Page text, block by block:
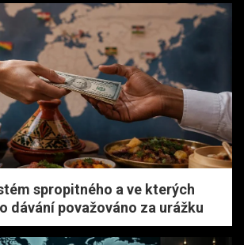
spropitného a ve kterých
dávání považováno za urážku